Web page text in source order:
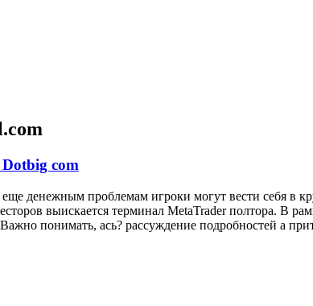
com
денежным проблемам игроки могут вести себя в
выискается терминал MetaTrader полтора. В
понимать, ась? рассуждение подробностей а